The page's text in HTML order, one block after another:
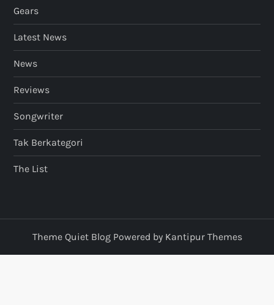
Gears
Latest News
News
Reviews
Songwriter
Tak Berkategori
The List
Theme Quiet Blog Powered by Kantipur Themes